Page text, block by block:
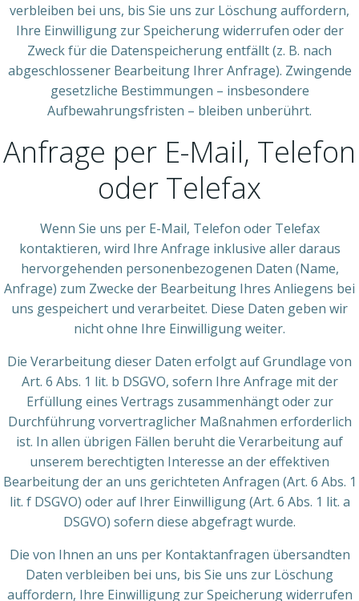
verbleiben bei uns, bis Sie uns zur Löschung auffordern,
Ihre Einwilligung zur Speicherung widerrufen oder der
Zweck für die Datenspeicherung entfällt (z. B. nach
abgeschlossener Bearbeitung Ihrer Anfrage). Zwingende
gesetzliche Bestimmungen – insbesondere
Aufbewahrungsfristen – bleiben unberührt.
Anfrage per E-Mail, Telefon
oder Telefax
Wenn Sie uns per E-Mail, Telefon oder Telefax
kontaktieren, wird Ihre Anfrage inklusive aller daraus
hervorgehenden personenbezogenen Daten (Name,
Anfrage) zum Zwecke der Bearbeitung Ihres Anliegens bei
uns gespeichert und verarbeitet. Diese Daten geben wir
nicht ohne Ihre Einwilligung weiter.
Die Verarbeitung dieser Daten erfolgt auf Grundlage von
Art. 6 Abs. 1 lit. b DSGVO, sofern Ihre Anfrage mit der
Erfüllung eines Vertrags zusammenhängt oder zur
Durchführung vorvertraglicher Maßnahmen erforderlich
ist. In allen übrigen Fällen beruht die Verarbeitung auf
unserem berechtigten Interesse an der effektiven
Bearbeitung der an uns gerichteten Anfragen (Art. 6 Abs. 1
lit. f DSGVO) oder auf Ihrer Einwilligung (Art. 6 Abs. 1 lit. a
DSGVO) sofern diese abgefragt wurde.
Die von Ihnen an uns per Kontaktanfragen übersandten
Daten verbleiben bei uns, bis Sie uns zur Löschung
auffordern, Ihre Einwilligung zur Speicherung widerrufen